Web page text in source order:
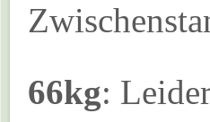
66kg: